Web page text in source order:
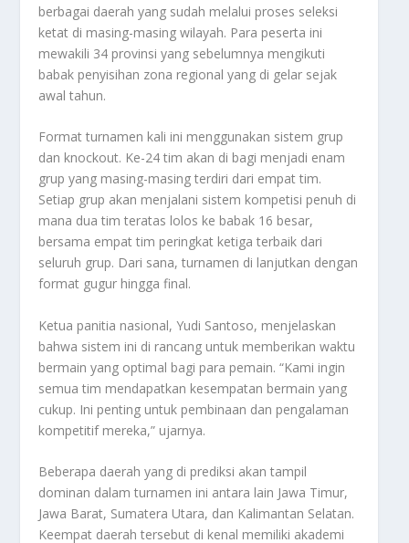
berbagai daerah yang sudah melalui proses seleksi
ketat di masing-masing wilayah. Para peserta ini
mewakili 34 provinsi yang sebelumnya mengikuti
babak penyisihan zona regional yang di gelar sejak
awal tahun.
Format turnamen kali ini menggunakan sistem grup
dan knockout. Ke-24 tim akan di bagi menjadi enam
grup yang masing-masing terdiri dari empat tim.
Setiap grup akan menjalani sistem kompetisi penuh di
mana dua tim teratas lolos ke babak 16 besar,
bersama empat tim peringkat ketiga terbaik dari
seluruh grup. Dari sana, turnamen di lanjutkan dengan
format gugur hingga final.
Ketua panitia nasional, Yudi Santoso, menjelaskan
bahwa sistem ini di rancang untuk memberikan waktu
bermain yang optimal bagi para pemain. “Kami ingin
semua tim mendapatkan kesempatan bermain yang
cukup. Ini penting untuk pembinaan dan pengalaman
kompetitif mereka,” ujarnya.
Beberapa daerah yang di prediksi akan tampil
dominan dalam turnamen ini antara lain Jawa Timur,
Jawa Barat, Sumatera Utara, dan Kalimantan Selatan.
Keempat daerah tersebut di kenal memiliki akademi